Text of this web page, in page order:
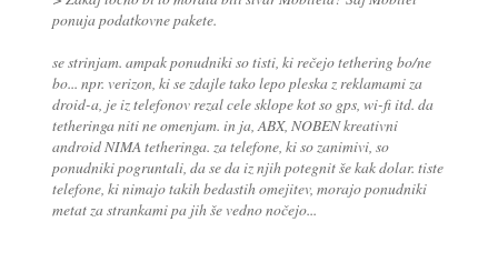
ponuja podatkovne pakete.
se strinjam. ampak ponudniki so tisti, ki rečejo tethering bo/ne
bo... npr. verizon, ki se zdajle tako lepo pleska z reklamami za
droid-a, je iz telefonov rezal cele sklope kot so gps, wi-fi itd. da
tetheringa niti ne omenjam. in ja, ABX, NOBEN kreativni
android NIMA tetheringa. za telefone, ki so zanimivi, so
ponudniki pogruntali, da se da iz njih potegnit še kak dolar. tiste
telefone, ki nimajo takih bedastih omejitev, morajo ponudniki
metat za strankami pa jih še vedno nočejo...